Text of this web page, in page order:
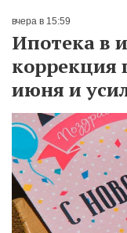
вчера в 15:59
Ипотека в
коррекция
июня и